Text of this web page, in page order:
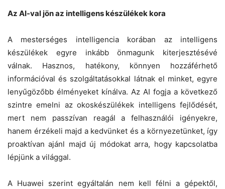
Az AI-val jön az intelligens készülékek kora
A mesterséges intelligencia korában az intelligens
készülékek egyre inkább önmagunk kiterjesztésévé
válnak. Hasznos, hatékony, könnyen hozzáférhető
információval és szolgáltatásokkal látnak el minket, egyre
lenyűgözőbb élményeket kínálva. Az AI fogja a következő
szintre emelni az okoskészülékek intelligens fejlődését,
mert nem passzívan reagál a felhasználói igényekre,
hanem érzékeli majd a kedvünket és a környezetünket, így
proaktívan ajánl majd új módokat arra, hogy kapcsolatba
lépjünk a világgal.
A Huawei szerint egyáltalán nem kell félni a gépektől,